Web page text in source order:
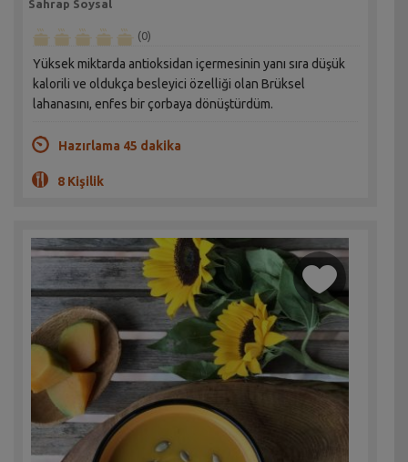
Sahrap Soysal
(0)
Yüksek miktarda antioksidan içermesinin yanı sıra düşük
kalorili ve oldukça besleyici özelliği olan Brüksel
lahanasını, enfes bir çorbaya dönüştürdüm.
Hazırlama 45 dakika
8 Kişilik